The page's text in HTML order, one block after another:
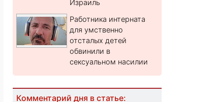
Израиль
Работника интерната
для умственно
отсталых детей
обвинили в
сексуальном насилии
Комментарий дня в статье: